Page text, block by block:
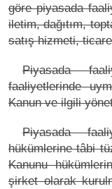
göre piyasada
iletim, dağıtım,
satış hizmeti,
Piyasada
faaliyetlerinde
Kanun ve ilgili
Piyasada
hükümlerine tâbi
Kanunu
şirket olarak